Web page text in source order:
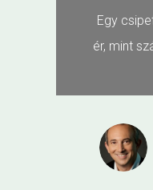
Ha
nem